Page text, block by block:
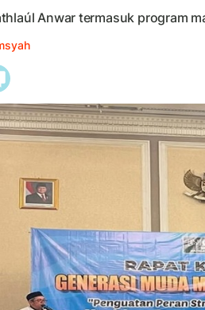
Anwar termasuk program